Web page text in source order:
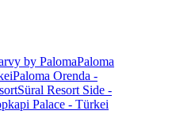
by PalomaPaloma
Paloma Orenda -
Süral Resort Side -
Palace - Türkei